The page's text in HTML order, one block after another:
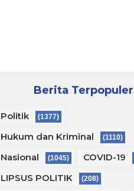
Berita Terpopuler
Politik (1377)
Hukum dan Kriminal (1110)
Nasional (1045) COVID-19
LIPSUS POLITIK (208)